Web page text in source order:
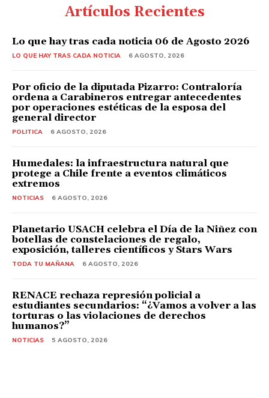
Artículos Recientes
Lo que hay tras cada noticia 06 de Agosto 2026
LO QUE HAY TRAS CADA NOTICIA 6 AGOSTO, 2026
Por oficio de la diputada Pizarro: Contraloría
ordena a Carabineros entregar antecedentes
por operaciones estéticas de la esposa del
general director
POLITICA 6 AGOSTO, 2026
Humedales: la infraestructura natural que
protege a Chile frente a eventos climáticos
extremos
NOTICIAS 6 AGOSTO, 2026
Planetario USACH celebra el Día de la Niñez con
botellas de constelaciones de regalo,
exposición, talleres científicos y Stars Wars
TODA TU MAÑANA 6 AGOSTO, 2026
RENACE rechaza represión policial a
estudiantes secundarios: “¿Vamos a volver a las
torturas o las violaciones de derechos
humanos?”
NOTICIAS 5 AGOSTO, 2026